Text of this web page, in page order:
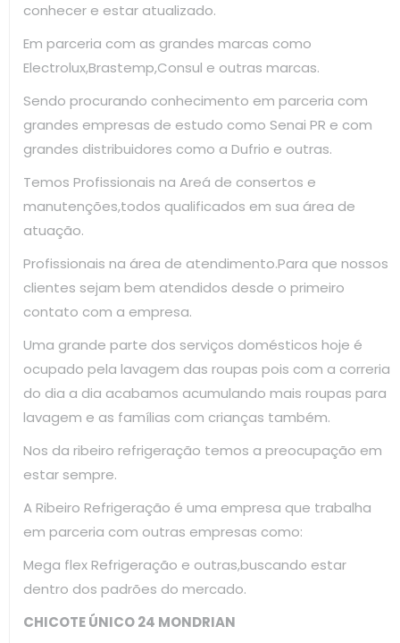
conhecer e estar atualizado.
Em parceria com as grandes marcas como
Electrolux,Brastemp,Consul e outras marcas.
Sendo procurando conhecimento em parceria com
grandes empresas de estudo como Senai PR e com
grandes distribuidores como a Dufrio e outras.
Temos Profissionais na Areá de consertos e
manutenções,todos qualificados em sua área de
atuação.
Profissionais na área de atendimento.Para que nossos
clientes sejam bem atendidos desde o primeiro
contato com a empresa.
Uma grande parte dos serviços domésticos hoje é
ocupado pela lavagem das roupas pois com a correria
do dia a dia acabamos acumulando mais roupas para
lavagem e as famílias com crianças também.
Nos da ribeiro refrigeração temos a preocupação em
estar sempre.
A Ribeiro Refrigeração é uma empresa que trabalha
em parceria com outras empresas como:
Mega flex Refrigeração e outras,buscando estar
dentro dos padrões do mercado.
CHICOTE ÚNICO 24 MONDRIAN